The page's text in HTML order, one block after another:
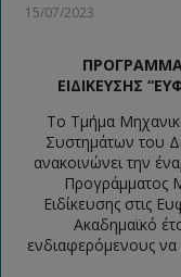
15/07/2023
ΕΙΔΙΚΕΥΣΗΣ
Το Τμήμα
Συστημάτων του
ανακοινώνει την
Προγράμματος
Ειδίκευσης στις
Ακαδημαϊκό
ενδιαφερόμενους